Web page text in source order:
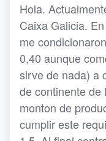
Hola.
Caixa Galicia.
me
0,40 aunque
sirve de nada) a
de continente de
monton de
cumplir este